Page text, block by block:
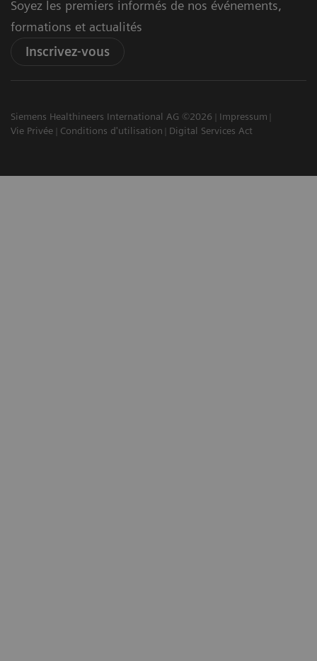
Soyez les premiers informés de nos événements,
formations et actualités
Inscrivez-vous
Siemens Healthineers International AG ©2026
Impressum
Vie Privée
Conditions d'utilisation Digital Services Act